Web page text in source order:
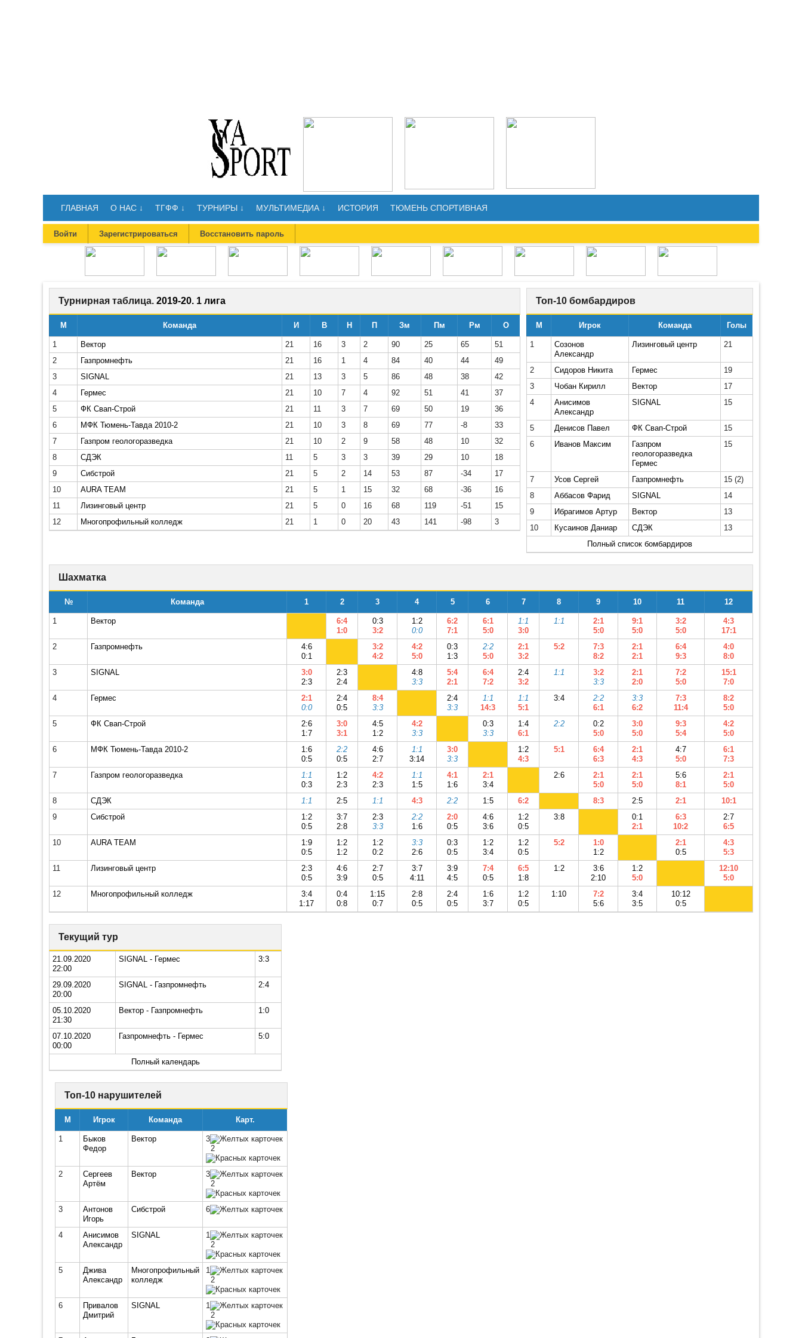
ГЛАВНАЯ О НАС ↓ ТГФФ ↓ ТУРНИРЫ ↓ МУЛЬТИМЕДИА ↓ ИСТОРИЯ ТЮМЕНЬ СПОРТИВНАЯ
Войти Зарегистрироваться Восстановить пароль
Турнирная таблица. 2019-20. 1 лига
М Команда И В Н П Зм Пм Рм О
1 Вектор 21 16 3 2 90 25 65
51
2
Газпромнефть 21 16 1 4 84 40 44
49
3
SIGNAL 21 13 3 5 86 48 38
42
4
Гермес 21 10 7 4 92 51 41
37
5
ФК Свап-Строй 21 11 3 7 69 50 19
36
6
МФК Тюмень-Тавда 2010-2 21 10 3 8 69 77 -8
33
7
Газпром геологоразведка 21 10 2 9 58 48 10
32
8
СДЭК 11 5 3 3 39 29 10
18
9
Сибстрой 21 5 2 14 53 87 -34
17
10
AURA TEAM 21 5 1 15 32 68 -36
16
11
Лизинговый центр 21 5 0 16 68 119 -51
15
12
Многопрофильный колледж 21 1 0 20 43 141 -98 3
Топ-10 бомбардиров
М Игрок Команда Голы
1
Созонов
Александр
Лизинговый центр 21
2 Сидоров Никита Гермес
19
3
Чобан Кирилл Вектор
17
4
Анисимов
Александр
SIGNAL 15
5 Денисов Павел ФК Свап-Строй
15
6
Иванов Максим
Газпром
геологоразведка
Гермес
15
7 Усов Сергей Газпромнефть 15 (2)
8
Аббасов Фарид SIGNAL
14
9
Ибрагимов Артур Вектор
13
10
Кусаинов Даниар СДЭК
13
Полный список бомбардиров
Шахматка
№ Команда 1 2 3 4 5 6 7 8 9 10 11 12
1 Вектор
6:4
1:0
0:3
3:2
1:2
0:0
6:2
7:1
6:1
5:0
1:1
3:0
1:1
2:1
5:0
9:1
5:0
3:2
5:0
4:3
17:1
2
Газпромнефть
4:6
0:1
3:2
4:2
4:2
5:0
0:3
1:3
2:2
5:0
2:1
3:2
5:2
7:3
8:2
2:1
2:1
6:4
9:3
4:0
8:0
3
SIGNAL
3:0
2:3
2:3
2:4
4:8
3:3
5:4
2:1
6:4
7:2
2:4
3:2
1:1
3:2
3:3
2:1
2:0
7:2
5:0
15:1
7:0
4
Гермес
2:1
0:0
2:4
0:5
8:4
3:3
2:4
3:3
1:1
14:3
1:1
5:1
3:4
2:2
6:1
3:3
6:2
7:3
11:4
8:2
5:0
5
ФК Свап-Строй
2:6
1:7
3:0
3:1
4:5
1:2
4:2
3:3
0:3
3:3
1:4
6:1
2:2
0:2
5:0
3:0
5:0
9:3
5:4
4:2
5:0
6
МФК Тюмень-Тавда 2010-2
1:6
0:5
2:2
0:5
4:6
2:7
1:1
3:14
3:0
3:3
1:2
4:3
5:1
6:4
6:3
2:1
4:3
4:7
5:0
6:1
7:3
7
Газпром геологоразведка
1:1
0:3
1:2
2:3
4:2
2:3
1:1
1:5
4:1
1:6
2:1
3:4
2:6
2:1
5:0
2:1
5:0
5:6
8:1
2:1
5:0
8
СДЭК 1:1 2:5 1:1 4:3 2:2 1:5 6:2 8:3 2:5 2:1
10:1
9
Сибстрой
1:2
0:5
3:7
2:8
2:3
3:3
2:2
1:6
2:0
0:5
4:6
3:6
1:2
0:5
3:8
0:1
2:1
6:3
10:2
2:7
6:5
10
AURA TEAM
1:9
0:5
1:2
1:2
1:2
0:2
3:3
2:6
0:3
0:5
1:2
3:4
1:2
0:5
5:2
1:0
1:2
2:1
0:5
4:3
5:3
11
Лизинговый центр
2:3
0:5
4:6
3:9
2:7
0:5
3:7
4:11
3:9
4:5
7:4
0:5
6:5
1:8
1:2
3:6
2:10
1:2
5:0
12:10
5:0
12
Многопрофильный колледж
3:4
1:17
0:4
0:8
1:15
0:7
2:8
0:5
2:4
0:5
1:6
3:7
1:2
0:5
1:10
7:2
5:6
3:4
3:5
10:12
0:5
Текущий тур
21.09.2020
22:00
SIGNAL - Гермес 3:3
29.09.2020
20:00
SIGNAL - Газпромнефть 2:4
05.10.2020
21:30
Вектор - Газпромнефть 1:0
07.10.2020
00:00
Газпромнефть - Гермес 5:0
Полный календарь
Топ-10 нарушителей
М Игрок Команда Карт.
1
Быков
Федор
Вектор
3
2
2
Сергеев
Артём
Вектор
3
2
3
Антонов
Игорь
Сибстрой 6
4
Анисимов
Александр
SIGNAL
1
2
5
Джива
Александр
Многопрофильный
колледж
1
2
6
Привалов
Дмитрий
SIGNAL
1
2